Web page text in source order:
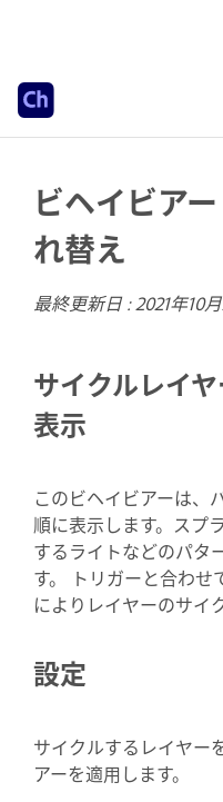
ビヘイビア
れ替え
最終更新日 :2021年10
サイクルレイ
表示
このビヘイビアーは、
順に表示します。スプ
するライトなどのパタ
す。 トリガーと合わせ
によりレイヤーのサイ
設定
サイクルするレイヤー
アーを適用します。